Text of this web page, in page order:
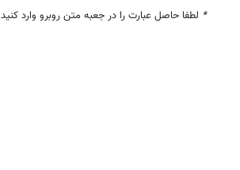
* لطفا حاصل عبارت را در جعبه متن روبرو وارد کنید